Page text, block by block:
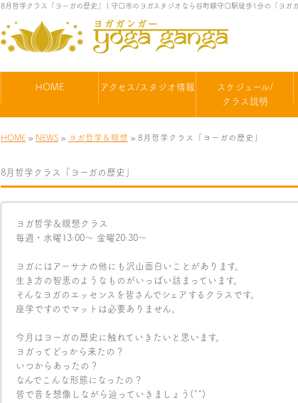
8月哲学クラス「ヨーガの歴史」 | 守口市のヨガスタジオなら谷町線守口駅徒歩1分の「ヨガガ
HOME アクセス/スタジオ情報
スケジュール/
クラス説明
HOME » NEWS » ヨガ哲学＆瞑想 » 8月哲学クラス「ヨーガの歴史」
8月哲学クラス「ヨーガの歴史」
ヨガ哲学＆瞑想クラス
毎週・水曜13:00〜 金曜20:30〜
ヨガにはアーサナの他にも沢山面白いことがあります。
生き方の智恵のようなものがいっぱい詰まっています。
そんなヨガのエッセンスを皆さんでシェアするクラスです。
座学ですのでマットは必要ありません。
今月は ヨーガの歴史 に触れていきたいと思います。
ヨガってどっから来たの？
いつからあったの？
なんでこんな形態になったの？
皆で昔を想像しながら辿っていきましょう(^^)